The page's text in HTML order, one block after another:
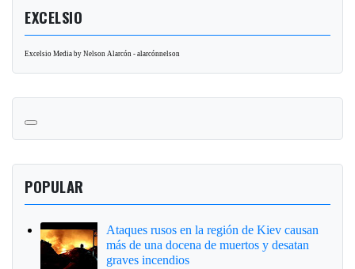
EXCELSIO
Excelsio Media by Nelson Alarcón - alarcónnelson
POPULAR
Ataques rusos en la región de Kiev causan
más de una docena de muertos y desatan
graves incendios